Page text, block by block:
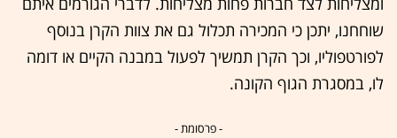
שוחחנו, יתכן כי המכירה תכלול גם את צוות הקרן בנוסף
לפורטפוליו, וכך הקרן תמשיך לפעול במבנה הקיים או דומה
לו, במסגרת הגוף הקונה.
- פרסומת -